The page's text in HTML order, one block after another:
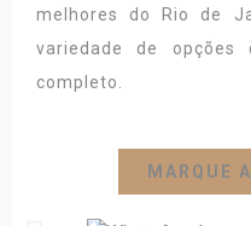
melhores do Rio de
variedade de
completo.
MARQUE